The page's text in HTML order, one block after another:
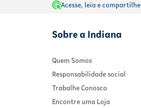
Acesse, leia e compartilhe
Sobre a Indiana
Quem Somos
Responsabilidade social
Trabalhe Conosco
Encontre uma Loja